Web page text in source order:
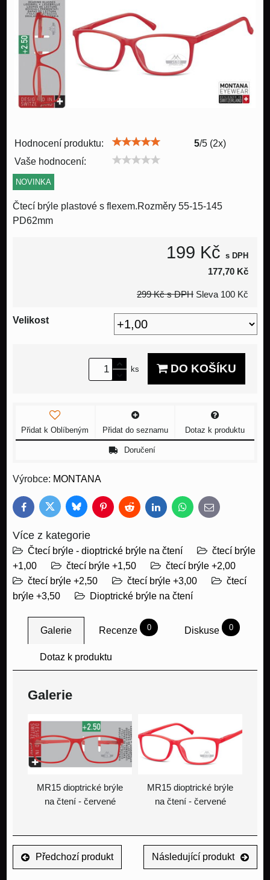
Hodnocení produktu: 5/5 (2x)
Vaše hodnocení:
NOVINKA
Čtecí brýle plastové s flexem.Rozměry 55-15-145
PD62mm
199 Kč s DPH
177,70 Kč
299 Kč s DPH Sleva 100 Kč
Velikost
ks DO KOŠÍKU
Přidat k Oblíbeným Přidat do seznamu Dotaz k produktu
Doručení
Výrobce: MONTANA
FacebookTwitter BlueskyPinterestReddit LinkedInWhatsApp
E-
mail
Více z kategorie
Čtecí brýle - dioptrické brýle na čtení
čtecí brýle
+1,00
čtecí brýle +1,50
čtecí brýle +2,00
čtecí brýle +2,50
čtecí brýle +3,00
čtecí
brýle +3,50
Dioptrické brýle na čtení
Galerie Recenze 0 Diskuse 0
Dotaz k produktu
Galerie
MR15 dioptrické brýle
na čtení - červené
MR15 dioptrické brýle
na čtení - červené
Předchozí produkt Následující produkt